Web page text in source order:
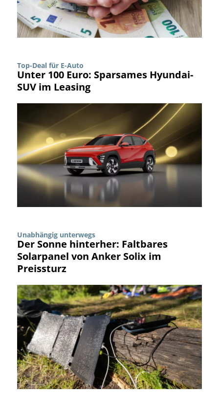
Top-Deal für E-Auto
Unter 100 Euro: Sparsames Hyundai-
SUV im Leasing
Unabhängig unterwegs
Der Sonne hinterher: Faltbares
Solarpanel von Anker Solix im
Preissturz